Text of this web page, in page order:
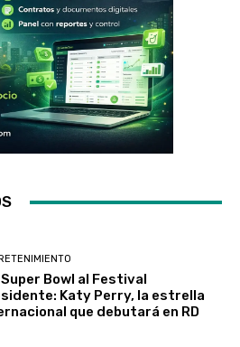
Super Bowl al Festival
Katy Perry, la estrella
que debutará en RD